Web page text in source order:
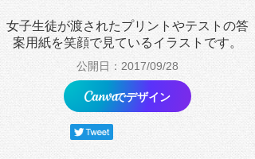
女子生徒が渡されたプリントやテストの答
案用紙を笑顔で見ているイラストです。
公開日：2017/09/28
でデザイン